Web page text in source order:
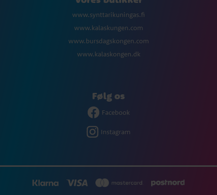
www.synttarikuningas.fi
www.kalaskungen.com
www.bursdagskongen.com
www.kalaskongen.dk
Følg os
Facebook
Instagram